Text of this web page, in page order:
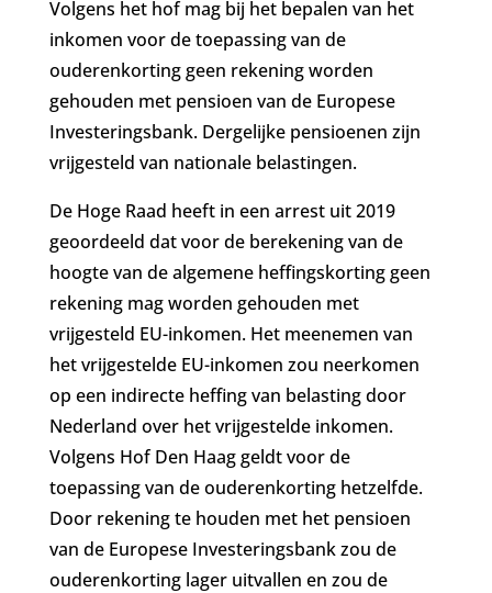
Volgens het hof mag bij het bepalen van het
inkomen voor de toepassing van de
ouderenkorting geen rekening worden
gehouden met pensioen van de Europese
Investeringsbank. Dergelijke pensioenen zijn
vrijgesteld van nationale belastingen.
De Hoge Raad heeft in een arrest uit 2019
geoordeeld dat voor de berekening van de
hoogte van de algemene heffingskorting geen
rekening mag worden gehouden met
vrijgesteld EU-inkomen. Het meenemen van
het vrijgestelde EU-inkomen zou neerkomen
op een indirecte heffing van belasting door
Nederland over het vrijgestelde inkomen.
Volgens Hof Den Haag geldt voor de
toepassing van de ouderenkorting hetzelfde.
Door rekening te houden met het pensioen
van de Europese Investeringsbank zou de
ouderenkorting lager uitvallen en zou de